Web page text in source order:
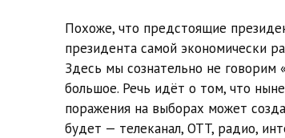
Похоже, что предстоящие
президента самой экономически
Здесь мы сознательно не говорим
большое. Речь идёт о том, что
поражения на выборах может
будет — телеканал, OTT, радио,